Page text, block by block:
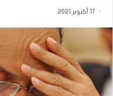
17 أكتوبر 2021